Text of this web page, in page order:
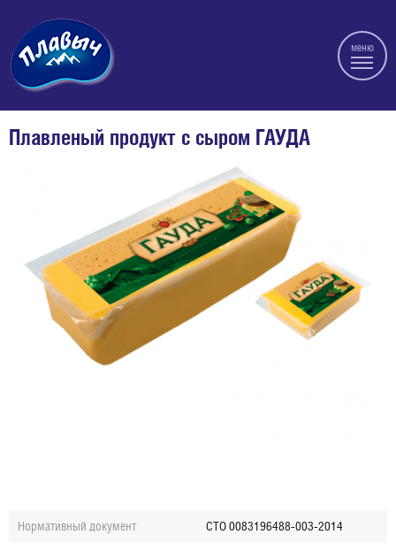
меню
Плавленый продукт с сыром ГАУДА
Нормативный документ СТО 0083196488-003-2014